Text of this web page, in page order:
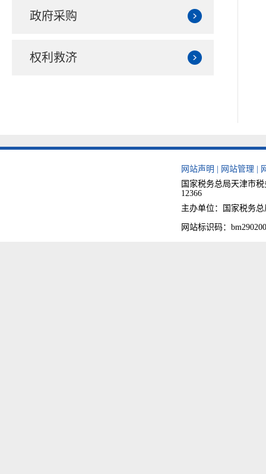
政府采购
权利救济
网站声明 网站管理
国家税务总局天津市
12366
主办单位：国家税务总
网站标识码：